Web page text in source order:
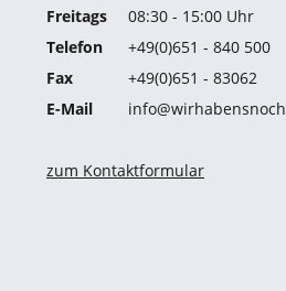
Freitags
08:30 - 15:00 Uhr
Telefon
+49(0)651 - 840 500
Fax
+49(0)651 - 83062
E-Mail
zum Kontaktformular